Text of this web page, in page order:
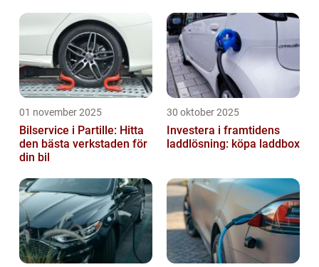
01 november 2025
Bilservice i Partille: Hitta
den bästa verkstaden för
din bil
30 oktober 2025
Investera i framtidens
laddlösning: köpa laddbox